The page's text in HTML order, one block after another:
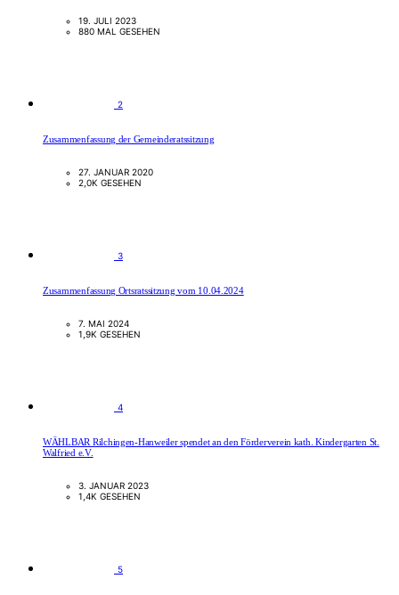
19. JULI 2023
880 MAL GESEHEN
2
Zusammenfassung der Gemeinderatssitzung
27. JANUAR 2020
2,0K GESEHEN
3
Zusammenfassung Ortsratssitzung vom 10.04.2024
7. MAI 2024
1,9K GESEHEN
4
WÄHLBAR Rilchingen-Hanweiler spendet an den Förderverein kath. Kindergarten St.
Walfried e.V.
3. JANUAR 2023
1,4K GESEHEN
5